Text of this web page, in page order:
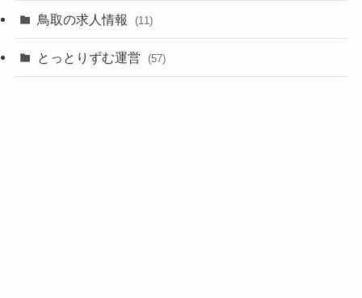
鳥取の求人情報 (11)
とっとりずむ運営 (57)